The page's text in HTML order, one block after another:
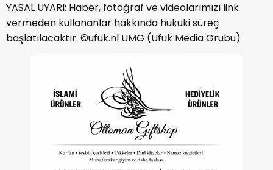
YASAL UYARI: Haber, fotoğraf ve videolarımızı link
vermeden kullananlar hakkında hukuki süreç
başlatılacaktır. ©ufuk.nl UMG (Ufuk Media Grubu)